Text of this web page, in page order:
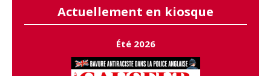
Actuellement en kiosque
Été 2026